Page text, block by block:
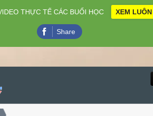
THỰC TẾ CÁC BUỔI HỌC XEM LUÔN
Share